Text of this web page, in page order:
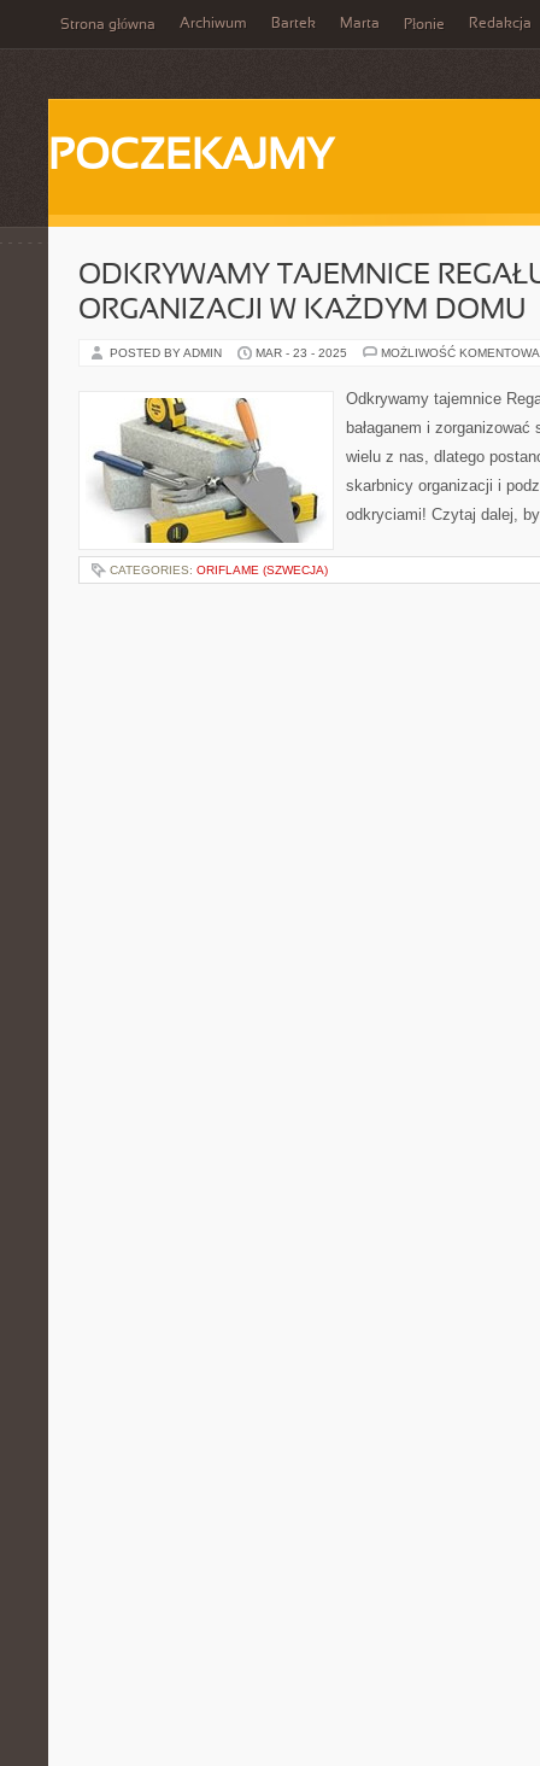
Strona główna Archiwum Bartek Marta Płonie Redakcja
POCZEKAJMY
ODKRYWAMY TAJEMNICE
ORGANIZACJI W KAŻDYM DOMU
POSTED BY ADMIN MAR - 23 - 2025 MOŻLIWOŚĆ
Odkrywamy tajemnice
bałaganem i
wielu z nas, dlatego
skarbnicy organizacji i
odkryciami! Czytaj dalej,
CATEGORIES: ORIFLAME (SZWECJA)